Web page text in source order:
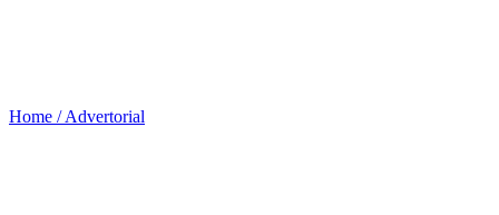
Home /Advertorial